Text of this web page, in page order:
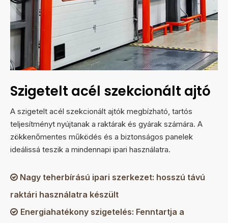
Szigetelt acél szekcionált ajtó
A szigetelt acél szekcionált ajtók megbízható, tartós
teljesítményt nyújtanak a raktárak és gyárak számára. A
zökkenőmentes működés és a biztonságos panelek
ideálissá teszik a mindennapi ipari használatra.
 Nagy teherbírású ipari szerkezet: hosszú távú
raktári használatra készült
 Energiahatékony szigetelés: Fenntartja a